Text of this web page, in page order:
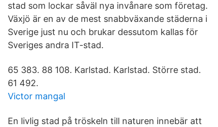
stad som lockar såväl nya invånare som företag.
Växjö är en av de mest snabbväxande städerna i
Sverige just nu och brukar dessutom kallas för
Sveriges andra IT-stad.
65 383. 88 108. Karlstad. Karlstad. Större stad.
61 492.
Victor mangal
En livlig stad på tröskeln till naturen innebär att